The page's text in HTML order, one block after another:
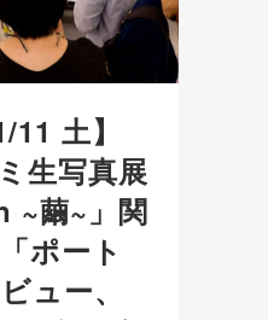
11 土】
生写真展
~繭~」関
ポート
ュー、